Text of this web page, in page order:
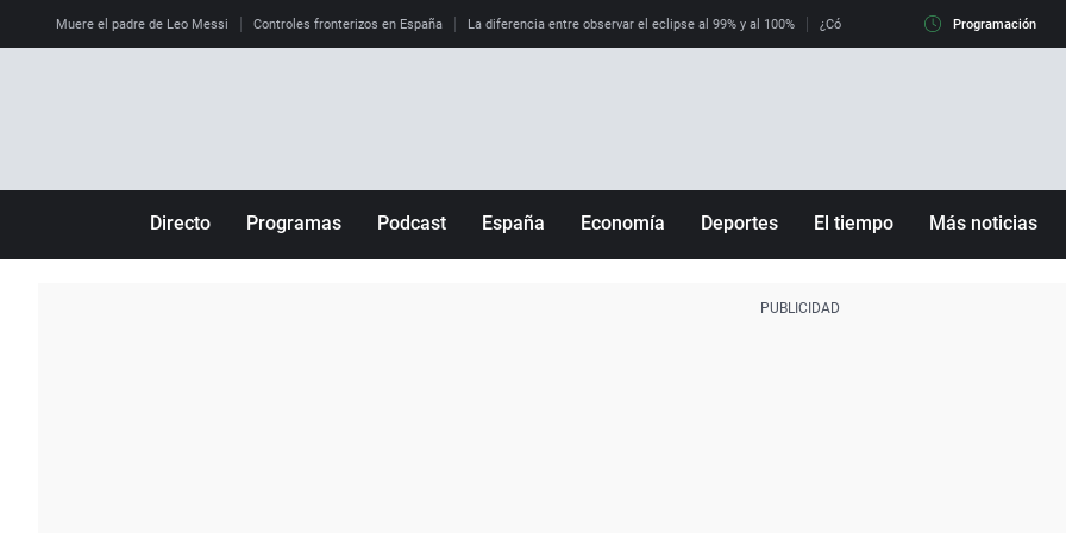
Muere el padre de Leo Messi Controles fronterizos en España La diferencia entre observar el eclipse al 99% y al 100% ¿Cómo es llegar a Italia con controles
Programación
Directo Programas Podcast España Economía Deportes El tiempo Más noticias